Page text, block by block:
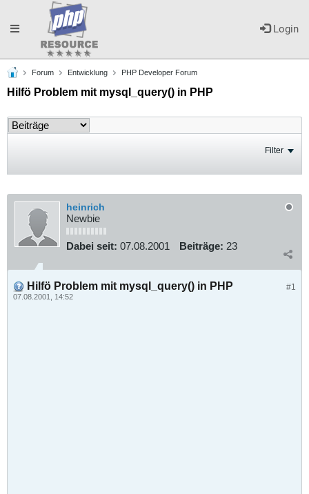
Login
Toggle
navigation
Forum Entwicklung PHP Developer Forum
Hilfö Problem mit mysql_query() in PHP
Filter
heinrich
Newbie
Dabei seit: 07.08.2001 Beiträge: 23
#1
Hilfö Problem mit mysql_query() in PHP
07.08.2001, 14:52